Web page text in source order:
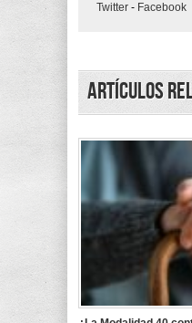
Twitter - Facebook
Artículos